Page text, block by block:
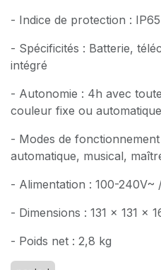
- Indice de protection : IP65
- Spécificités : Batterie,
intégré
- Autonomie : 4h avec
couleur fixe ou automatique
- Modes de
automatique, musical,
- Alimentation : 100-
- Dimensions : 131 x 131 x
- Poids net : 2,8 kg